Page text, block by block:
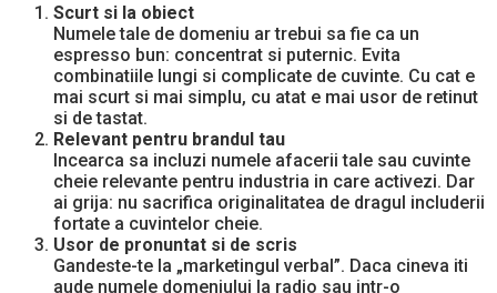
Scurt si la obiect
Numele tale de domeniu ar trebui sa fie ca un
espresso bun: concentrat si puternic. Evita
combinatiile lungi si complicate de cuvinte. Cu cat e
mai scurt si mai simplu, cu atat e mai usor de retinut
si de tastat.
Relevant pentru brandul tau
Incearca sa incluzi numele afacerii tale sau cuvinte
cheie relevante pentru industria in care activezi. Dar
ai grija: nu sacrifica originalitatea de dragul includerii
fortate a cuvintelor cheie.
Usor de pronuntat si de scris
Gandeste-te la „marketingul verbal”. Daca cineva iti
aude numele domeniului la radio sau intr-o